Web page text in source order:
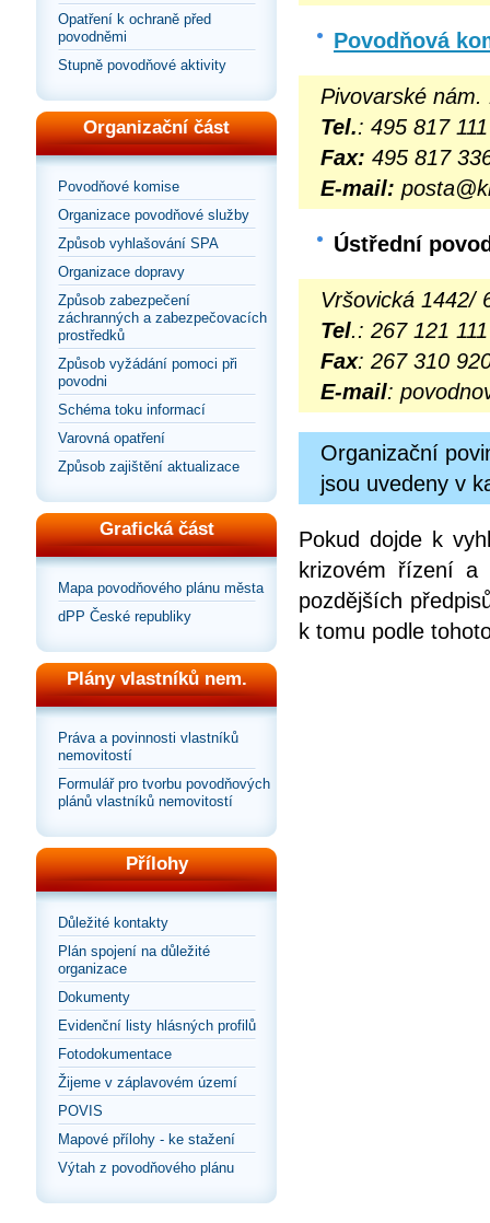
Opatření k ochraně před
povodněmi
Stupně povodňové aktivity
Organizační část
Povodňové komise
Organizace povodňové služby
Způsob vyhlašování SPA
Organizace dopravy
Způsob zabezpečení
záchranných a zabezpečovacích
prostředků
Způsob vyžádání pomoci při
povodni
Schéma toku informací
Varovná opatření
Způsob zajištění aktualizace
Grafická část
Mapa povodňového plánu města
dPP České republiky
Plány vlastníků nem.
Práva a povinnosti vlastníků
nemovitostí
Formulář pro tvorbu povodňových
plánů vlastníků nemovitostí
Přílohy
Důležité kontakty
Plán spojení na důležité
organizace
Dokumenty
Evidenční listy hlásných profilů
Fotodokumentace
Žijeme v záplavovém území
POVIS
Mapové přílohy - ke stažení
Výtah z povodňového plánu
Povodňová
Pivovarské
Tel.: 495 817 111
Fax: 495 817
E-mail:
Ústřední
Vršovická 1442/
Tel.: 267 121 111
Fax: 267 310
E-mail:
Organizační
jsou uvedeny v
Pokud dojde k
krizovém řízení a
pozdějších
k tomu podle